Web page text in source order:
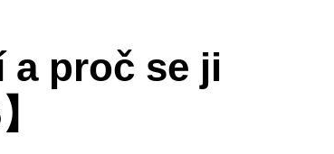
a proč se ji